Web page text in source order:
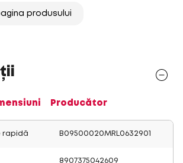
produsului
Producător
rapidă B09500020MRL0632901
8907375042609